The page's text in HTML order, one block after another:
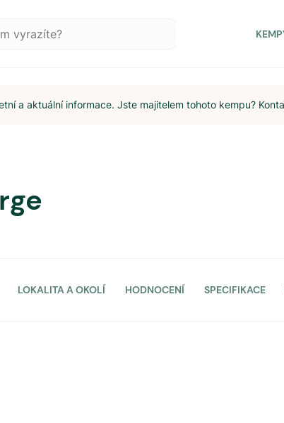
a aktuální informace. Jste majitelem tohoto kempu?
LOKALITA A OKOLÍ HODNOCENÍ SPECIFIKACE